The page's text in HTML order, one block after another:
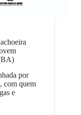
por
com quem
e